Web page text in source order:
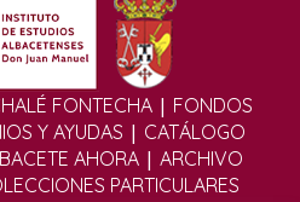
FONTECHA | FONDOS
Y AYUDAS | CATÁLOGO
AHORA | ARCHIVO
PARTICULARES